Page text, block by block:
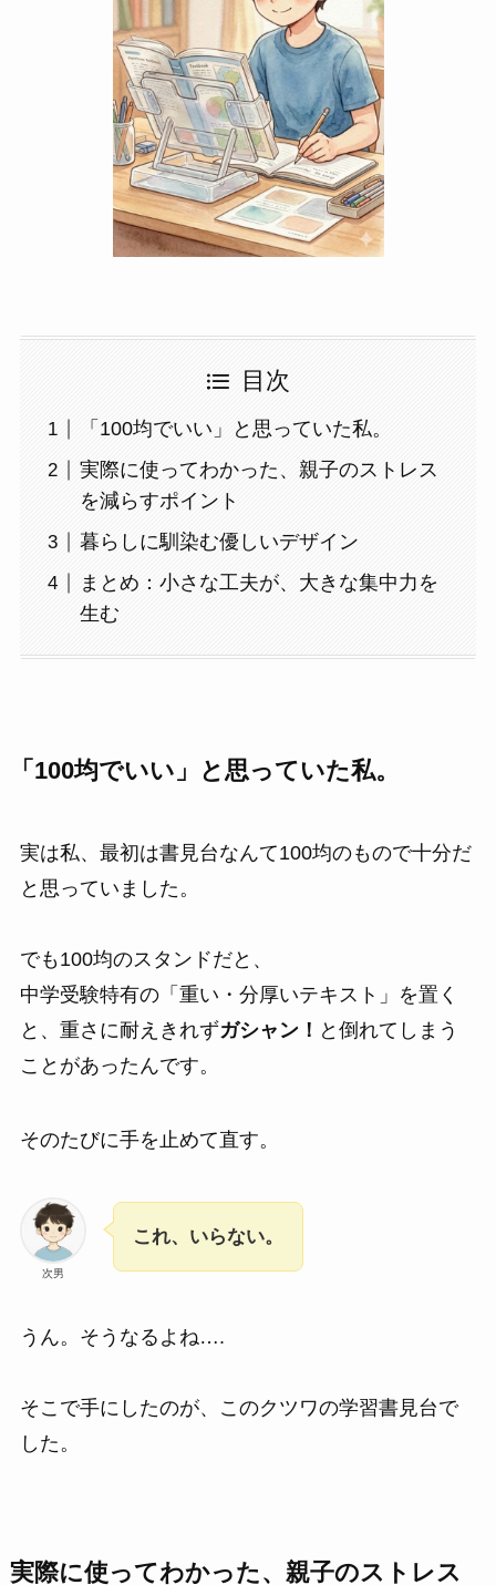
目次
「100均でいい」と思っていた私。
実際に使ってわかった、親子のストレス
を減らすポイント
暮らしに馴染む優しいデザイン
まとめ：小さな工夫が、大きな集中力を
生む
「100均でいい」と思っていた私。
実は私、最初は書見台なんて100均のもので十分だ
と思っていました。
でも100均のスタンドだと、
中学受験特有の「重い・分厚いテキスト」を置く
と、重さに耐えきれずガシャン！ と倒れてしまう
ことがあったんです。
そのたびに手を止めて直す。
次男
これ、いらない。
うん。そうなるよね….
そこで手にしたのが、このクツワの学習書見台で
した。
実際に使ってわかった、親子のストレス